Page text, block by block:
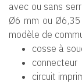
avec ou sans
Ø6 mm ou
modèle de
cosse à
connecteur
circuit